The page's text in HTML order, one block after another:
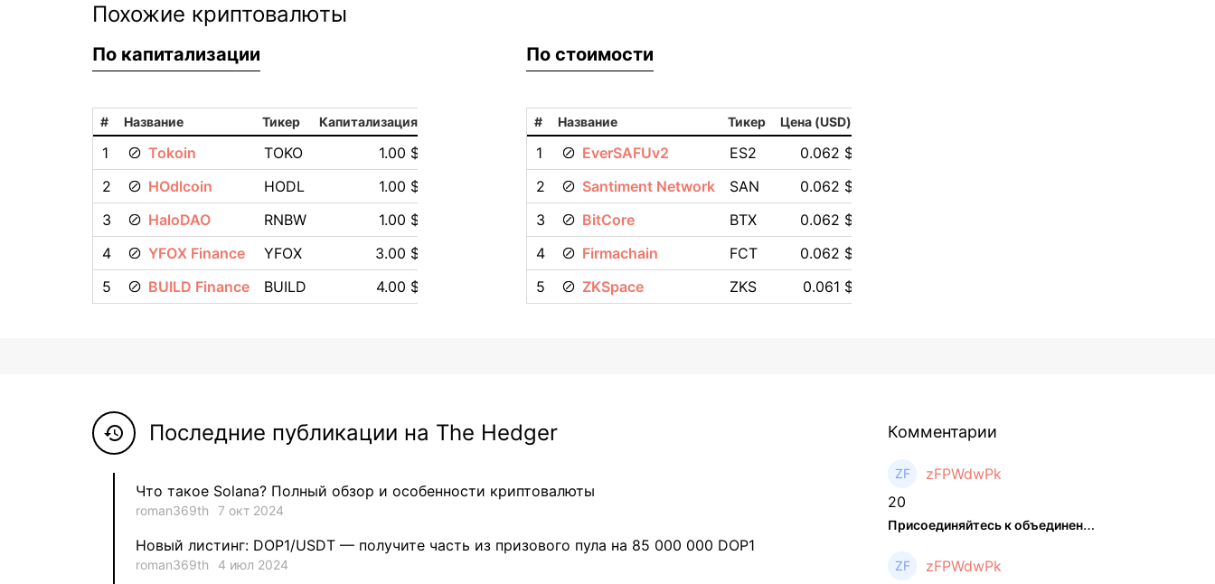
Похожие криптовалюты
По капитализации
# Название Тикер Капитализация
1 Tokoin TOKO
1.00 $
2
HOdlcoin HODL
1.00 $
3
HaloDAO RNBW
1.00 $
4
YFOX Finance YFOX
3.00 $
5
BUILD Finance BUILD 4.00 $
По стоимости
# Название Тикер Цена (USD)
1 EverSAFUv2 ES2
0.062 $
2
Santiment Network SAN
0.062 $
3
BitCore BTX
0.062 $
4
Firmachain FCT
0.062 $
5
ZKSpace ZKS 0.061 $
history Последние публикации на The Hedger
Что такое Solana? Полный обзор и особенности криптовалюты
roman369th 7 окт 2024
Новый листинг: DOP1/USDT — получите часть из призового пула на 85 000 000 DOP1
roman369th 4 июл 2024
Комментарии
zFPWdwPk
20
Присоединяйтесь к объединенном ...
zFPWdwPk